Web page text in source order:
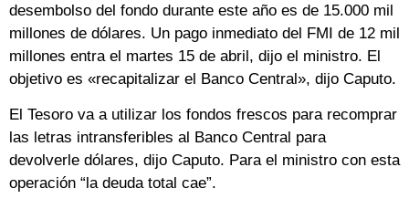
desembolso del fondo durante este año es de 15.000 mil
millones de dólares. Un pago inmediato del FMI de 12 mil
millones entra el martes 15 de abril, dijo el ministro. El
objetivo es «recapitalizar el Banco Central», dijo Caputo.
El Tesoro va a utilizar los fondos frescos para recomprar
las letras intransferibles al Banco Central para
devolverle dólares, dijo Caputo. Para el ministro con esta
operación “la deuda total cae”.